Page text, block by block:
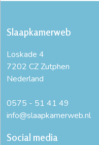
Slaapkamerweb
Loskade 4
7202 CZ Zutphen
Nederland
0575 - 51 41 49
info@slaapkamerweb.nl
Social media